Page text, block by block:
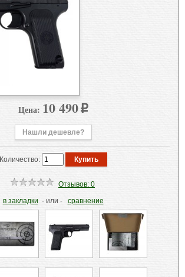
Цена: 10 490p
Нашли дешевле?
Количество:
Отзывов: 0
в закладки - или - сравнение